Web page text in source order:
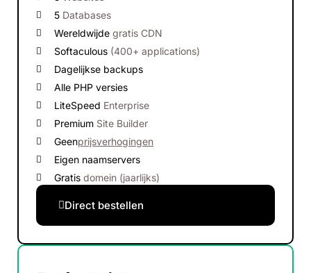
5 Databases
Wereldwijdegratis CDN
Softaculous (400+ applications)
Dagelijkse backups
Alle PHP versies
LiteSpeed Enterprise
Premium Site Builder
Geenprijsverhogingen
Eigen naamservers
Gratisdomein (jaarlijks)
Direct bestellen